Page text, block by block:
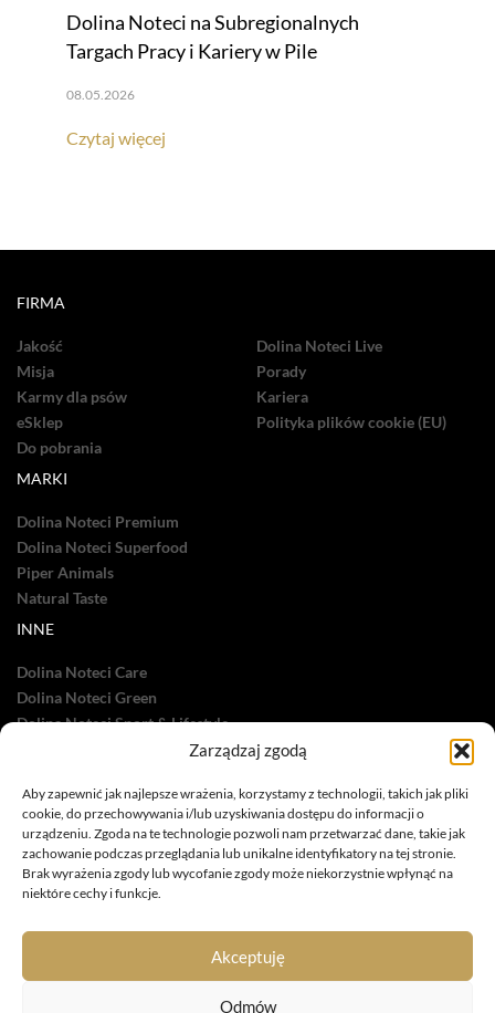
Zarządzaj zgodą
Aby zapewnić jak najlepsze wrażenia, korzystamy z technologii, takich jak pliki
cookie, do przechowywania i/lub uzyskiwania dostępu do informacji o
urządzeniu. Zgoda na te technologie pozwoli nam przetwarzać dane, takie jak
zachowanie podczas przeglądania lub unikalne identyfikatory na tej stronie.
Brak wyrażenia zgody lub wycofanie zgody może niekorzystnie wpłynąć na
niektóre cechy i funkcje.
Akceptuję
Odmów
Dolina Noteci na Subregionalnych
Targach Pracy i Kariery w Pile
08.05.2026
Czytaj więcej
FIRMA
Jakość
Misja
Karmy dla psów
eSklep
Do pobrania
Dolina Noteci Live
Porady
Kariera
Polityka plików cookie (EU)
MARKI
Dolina Noteci Premium
Dolina Noteci Superfood
Piper Animals
Natural Taste
INNE
Dolina Noteci Care
Dolina Noteci Green
Dolina Noteci Sport & Lifestyle
marketing@dolina-noteci.pl